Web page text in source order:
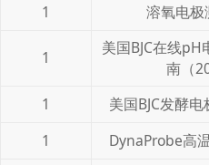
1 溶氧电极
1
美国BJC在线pH
南（
1
美国BJC发酵
1
DynaProbe高